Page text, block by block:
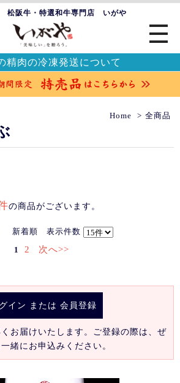
松阪牛・特選和牛専門店 いがや
精肉の冷凍発送について
Home 全商品
の商品がございます。
新着順 表示件数
1 2 次へ>>
イン または 会員登録
お届けいたします。ご登録の際は、ぜ
緒にお申込みください。